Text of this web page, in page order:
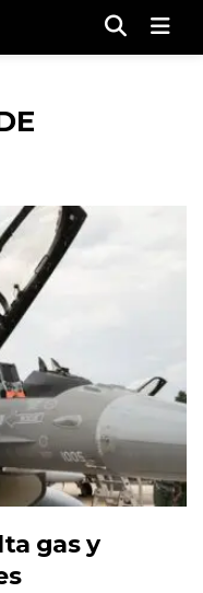
gas y